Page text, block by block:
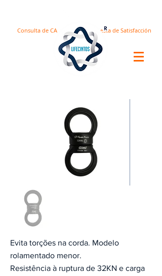
Encuesta de Satisfacción
Consulta de CA
Evita torções na corda. Modelo
rolamentado menor.
Resistência à ruptura de 32KN e carga